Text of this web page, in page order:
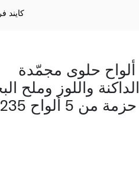
كايند
ألواح حلوى مجمّدة
واللوز وملح
والمكسّرات حزمة من 5 ألواح 235